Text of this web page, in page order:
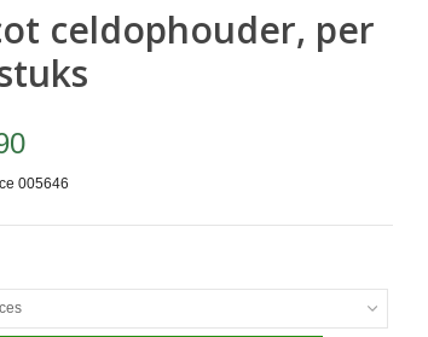
celdophouder, per
005646